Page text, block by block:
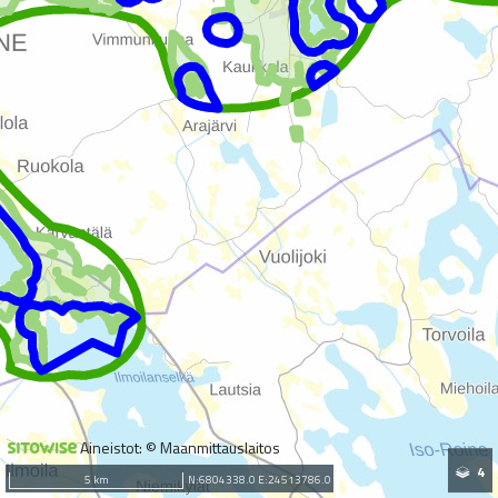
Aineistot: © Maanmittauslaitos
5 km N:6804338.0 E:24513786.0 4